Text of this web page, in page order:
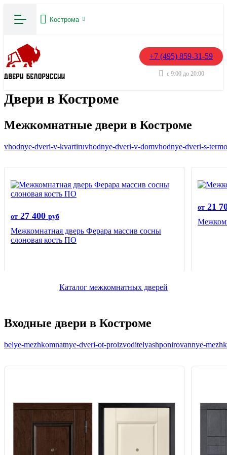
Кострома
+7 (495) 859-31-59
с 9:00 до 20:00
Двери в Костроме
Межкомнатные двери в Костроме
vhodnye-dveri-v-kvartiruvhodnye-dveri-v-domvhodnye-dveri-s-
от 27 400 руб
Межкомнатная дверь Ферара массив сосны
слоновая кость ПО
от 21
Каталог межкомнатных дверей
Входные двери в Костроме
belye-mezhkomnatnye-dveri-ot-proizvoditelyashponirovannye-